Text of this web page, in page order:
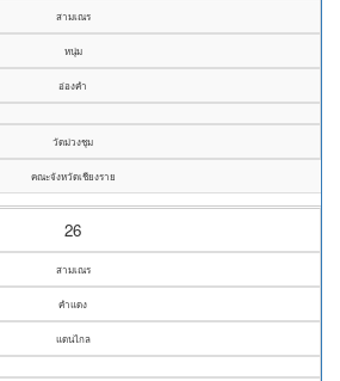
สามเณร
หนุ่ม
อ่องคำ
วัดม่วงชุม
คณะจังหวัดเชียงราย
26
สามเณร
คำแดง
แดนไกล